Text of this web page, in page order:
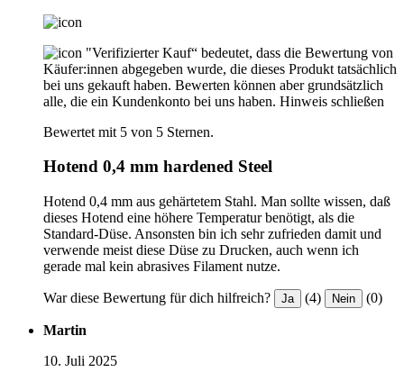
"Verifizierter Kauf“ bedeutet, dass die Bewertung von
Käufer:innen abgegeben wurde, die dieses Produkt tatsächlich
bei uns gekauft haben. Bewerten können aber grundsätzlich
alle, die ein Kundenkonto bei uns haben. Hinweis schließen
Bewertet mit 5 von 5 Sternen.
Hotend 0,4 mm hardened Steel
Hotend 0,4 mm aus gehärtetem Stahl. Man sollte wissen, daß
dieses Hotend eine höhere Temperatur benötigt, als die
Standard-Düse. Ansonsten bin ich sehr zufrieden damit und
verwende meist diese Düse zu Drucken, auch wenn ich
gerade mal kein abrasives Filament nutze.
War diese Bewertung für dich hilfreich? Ja (4) Nein (0)
Martin
10. Juli 2025